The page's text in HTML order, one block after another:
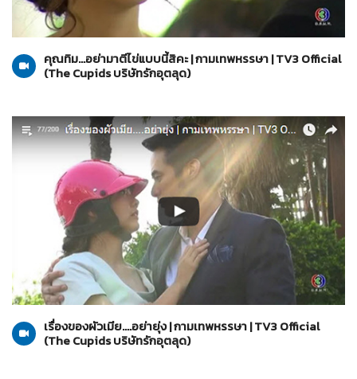
20-03-2560
The Cupids บริษัทรักอุตลุด
คุณทิม...อย่ามาตีไข่แบบนี้สิคะ | กามเทพหรรษา | TV3 Official
(The Cupids บริษัทรักอุตลุด)
20-03-2560
The Cupids บริษัทรักอุตลุด
เรื่องของผัวเมีย....อย่ายุ่ง | กามเทพหรรษา | TV3 Official
(The Cupids บริษัทรักอุตลุด)